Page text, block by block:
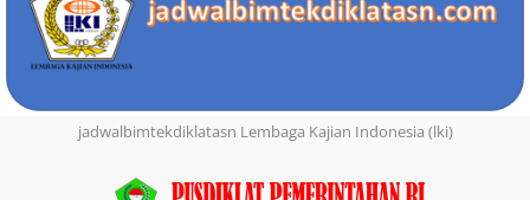
jadwalbimtekdiklatasn Lembaga Kajian Indonesia (lki)